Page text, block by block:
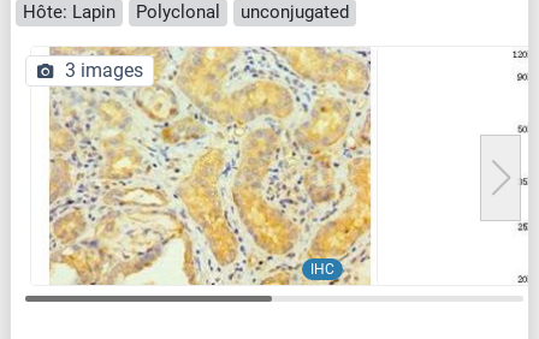
Hôte: Lapin
Polyclonal unconjugated
IHC
3 images